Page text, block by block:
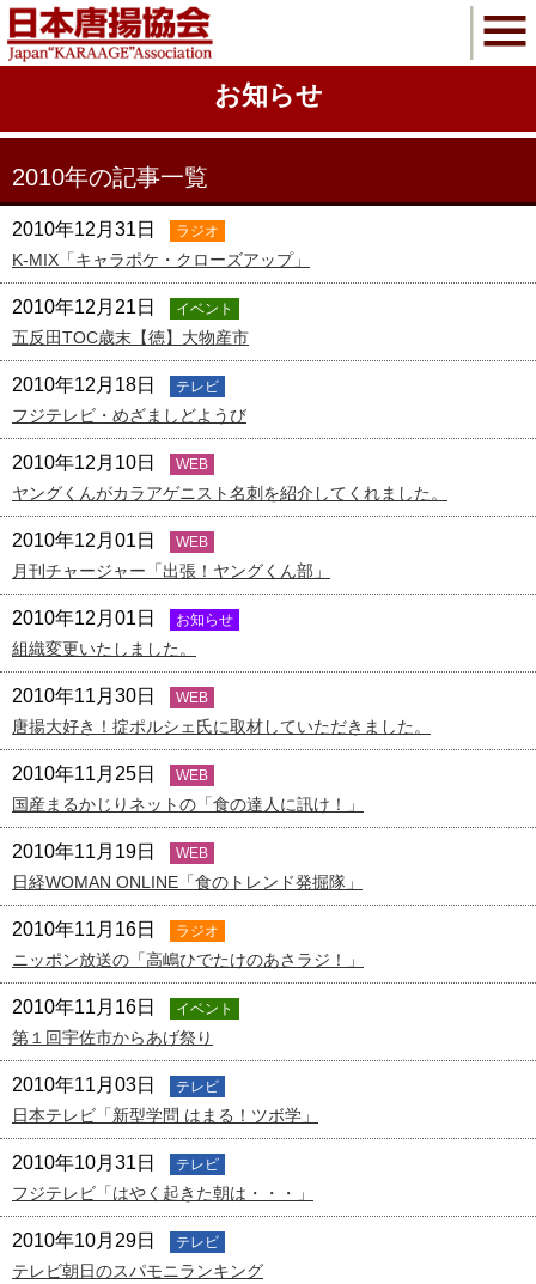
お知らせ
2010年の記事一覧
2010年12月31日 ラジオ
K-MIX「キャラポケ・クローズアップ」
2010年12月21日 イベント
五反田TOC歳末【徳】大物産市
2010年12月18日 テレビ
フジテレビ・めざましどようび
2010年12月10日 WEB
ヤングくんがカラアゲニスト名刺を紹介してくれました。
2010年12月01日 WEB
月刊チャージャー「出張！ヤングくん部」
2010年12月01日 お知らせ
組織変更いたしました。
2010年11月30日 WEB
唐揚大好き！掟ポルシェ氏に取材していただきました。
2010年11月25日 WEB
国産まるかじりネットの「食の達人に訊け！」
2010年11月19日 WEB
日経WOMAN ONLINE「食のトレンド発掘隊」
2010年11月16日 ラジオ
ニッポン放送の「高嶋ひでたけのあさラジ！」
2010年11月16日 イベント
第１回宇佐市からあげ祭り
2010年11月03日 テレビ
日本テレビ「新型学問 はまる！ツボ学」
2010年10月31日 テレビ
フジテレビ「はやく起きた朝は・・・」
2010年10月29日 テレビ
テレビ朝日のスパモニランキング